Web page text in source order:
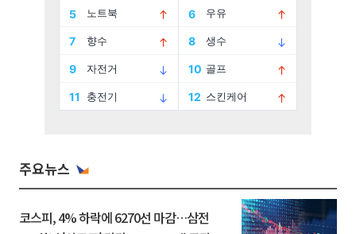
주요뉴스
코스피, 4% 하락에 6270선 마감…삼전